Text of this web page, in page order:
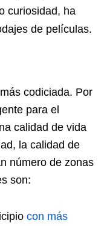
curiosidad, ha
de películas.
codiciada. Por
para el
calidad de vida
la calidad de
número de zonas
son:
con más